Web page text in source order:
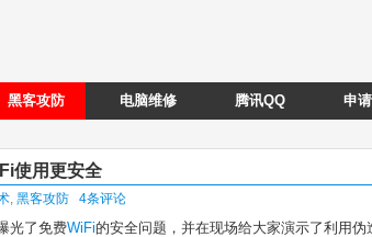
黑客攻防 电脑维修 腾讯QQ 申
使用更安全
, 黑客攻防 4条评论
光了免费WiFi的安全问题，并在现场给大家演示了利用伪